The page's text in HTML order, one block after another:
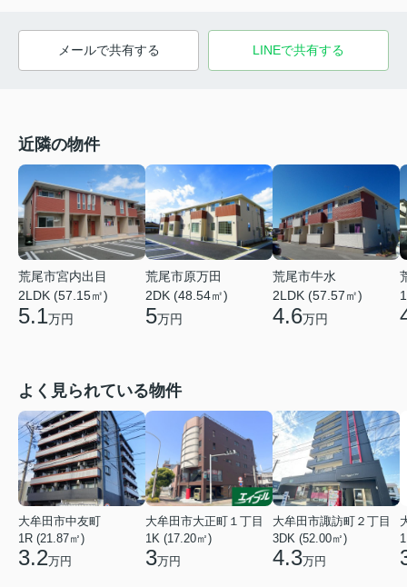
メールで共有する LINEで共有する
近隣の物件
荒尾市宮内出目
2LDK (57.15㎡)
5.1万円
荒尾市原万田
2DK (48.54㎡)
5万円
荒尾市牛水
2LDK (57.57㎡)
4.6万円
よく見られている物件
大牟田市中友町
1R (21.87㎡)
3.2万円
大牟田市大正町１丁目
1K (17.20㎡)
3万円
大牟田市諏訪町２丁目
3DK (52.00㎡)
4.3万円